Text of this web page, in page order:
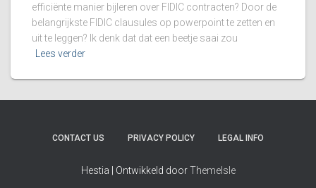
efficiënte manier bijleren over FIDIC contracten? Door de
belangrijkste FIDIC clausules op powerpoint te zetten en
uit te leggen? Ik denk dat dat een beetje saai zou
Lees verder
CONTACT US PRIVACY POLICY LEGAL INFO
Hestia | Ontwikkeld doorThemeIsle